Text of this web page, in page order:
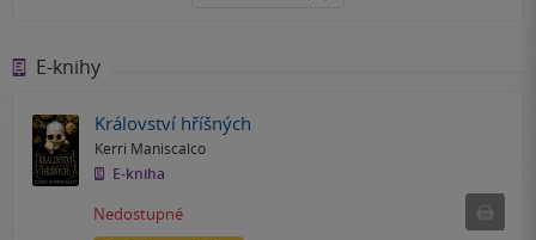
E-knihy
Království hříšných
Kerri Maniscalco
E-kniha
Nedostupné